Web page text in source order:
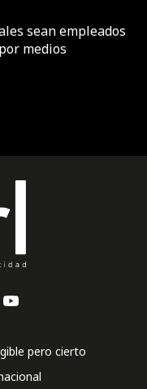
sean empleados
medios
pero cierto